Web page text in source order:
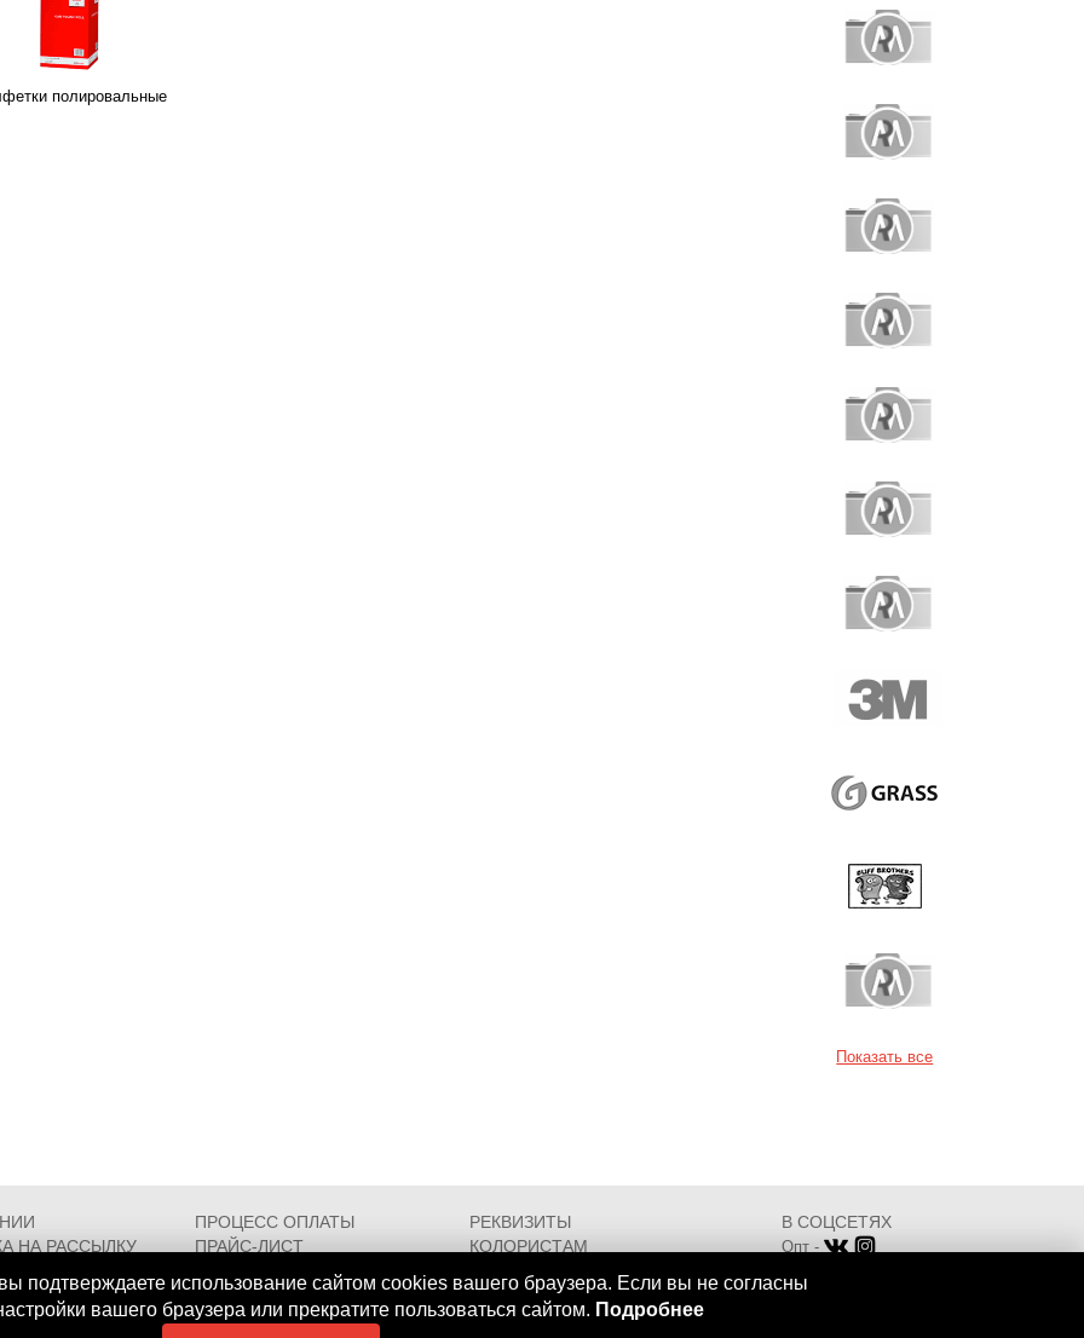
полировальные
Показать все
подтверждаете использование сайтом cookies вашего браузера. Если вы не согласны
вашего браузера или прекратите пользоваться сайтом. Подробнее
ПРОЦЕСС ОПЛАТЫ
РЕКВИЗИТЫ
НА РАССЫЛКУ
ПРАЙС-ЛИСТ
КОЛОРИСТАМ
В СОЦСЕТЯХ
Опт -